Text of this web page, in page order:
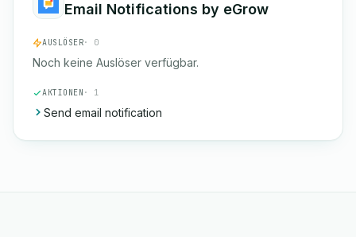
Email Notifications by eGrow
AUSLÖSER· 0
Noch keine Auslöser verfügbar.
AKTIONEN · 1
Send email notification